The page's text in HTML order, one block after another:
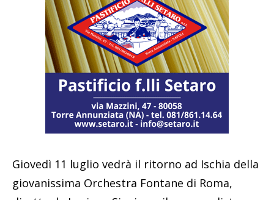
Giovedì 11 luglio vedrà il ritorno ad Ischia della
giovanissima Orchestra Fontane di Roma,